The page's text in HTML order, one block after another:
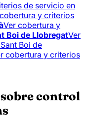
de servicio en
y criterios
Ver cobertura y
Boi de LlobregatVer
Boi de
cobertura y criterios
control